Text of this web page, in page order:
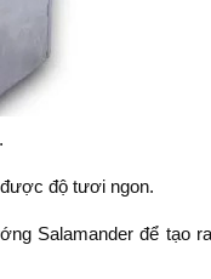
độ tươi ngon.
Salamander để tạo